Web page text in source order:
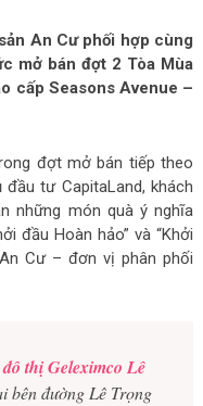
An Cư phối hợp cùng
mở bán đợt 2 Tòa Mùa
cấp Seasons Avenue –
đợt mở bán tiếp theo
tư CapitaLand, khách
những món quà ý nghĩa
đầu Hoàn hảo” và “Khởi
Cư – đơn vị phân phối
thị Geleximco Lê
bên đường Lê Trọng